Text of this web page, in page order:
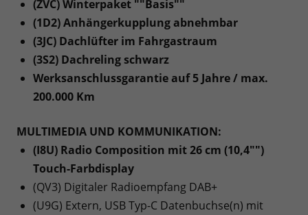
(ZVC) Winterpaket ""Basis""
(1D2) Anhängerkupplung abnehmbar
(3JC) Dachlüfter im Fahrgastraum
(3S2) Dachreling schwarz
Werksanschlussgarantie auf 5 Jahre / max.
200.000 Km
MULTIMEDIA UND KOMMUNIKATION:
(I8U) Radio Composition mit 26 cm (10,4"")
Touch-Farbdisplay
(QV3) Digitaler Radioempfang DAB+
(U9G) Extern, USB Typ-C Datenbuchse(n) mit